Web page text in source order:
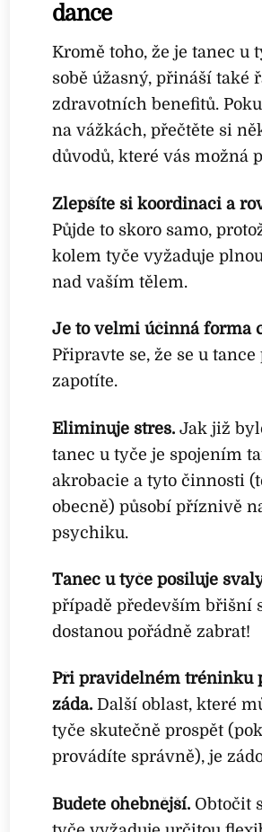
dance
Kromě toho, že je tanec u
sobě úžasný, přináší také
zdravotních benefitů.
na vážkách, přečtěte si
důvodů, které vás možná
Zlepšíte si koordinaci a
Půjde to skoro samo,
kolem tyče vyžaduje
nad vaším tělem.
Je to velmi účinná forma
Připravte se, že se u tance
zapotíte.
Eliminuje stres. Jak již
tanec u tyče je spojením
akrobacie a tyto činnosti
obecně) působí příznivě
psychiku.
Tanec u tyče posiluje
případě především břišní
dostanou pořádně zabrat!
Při pravidelném tréninku
záda. Další oblast, které
tyče skutečně prospět
provádíte správně), je
Budete ohebnější. Obtočit